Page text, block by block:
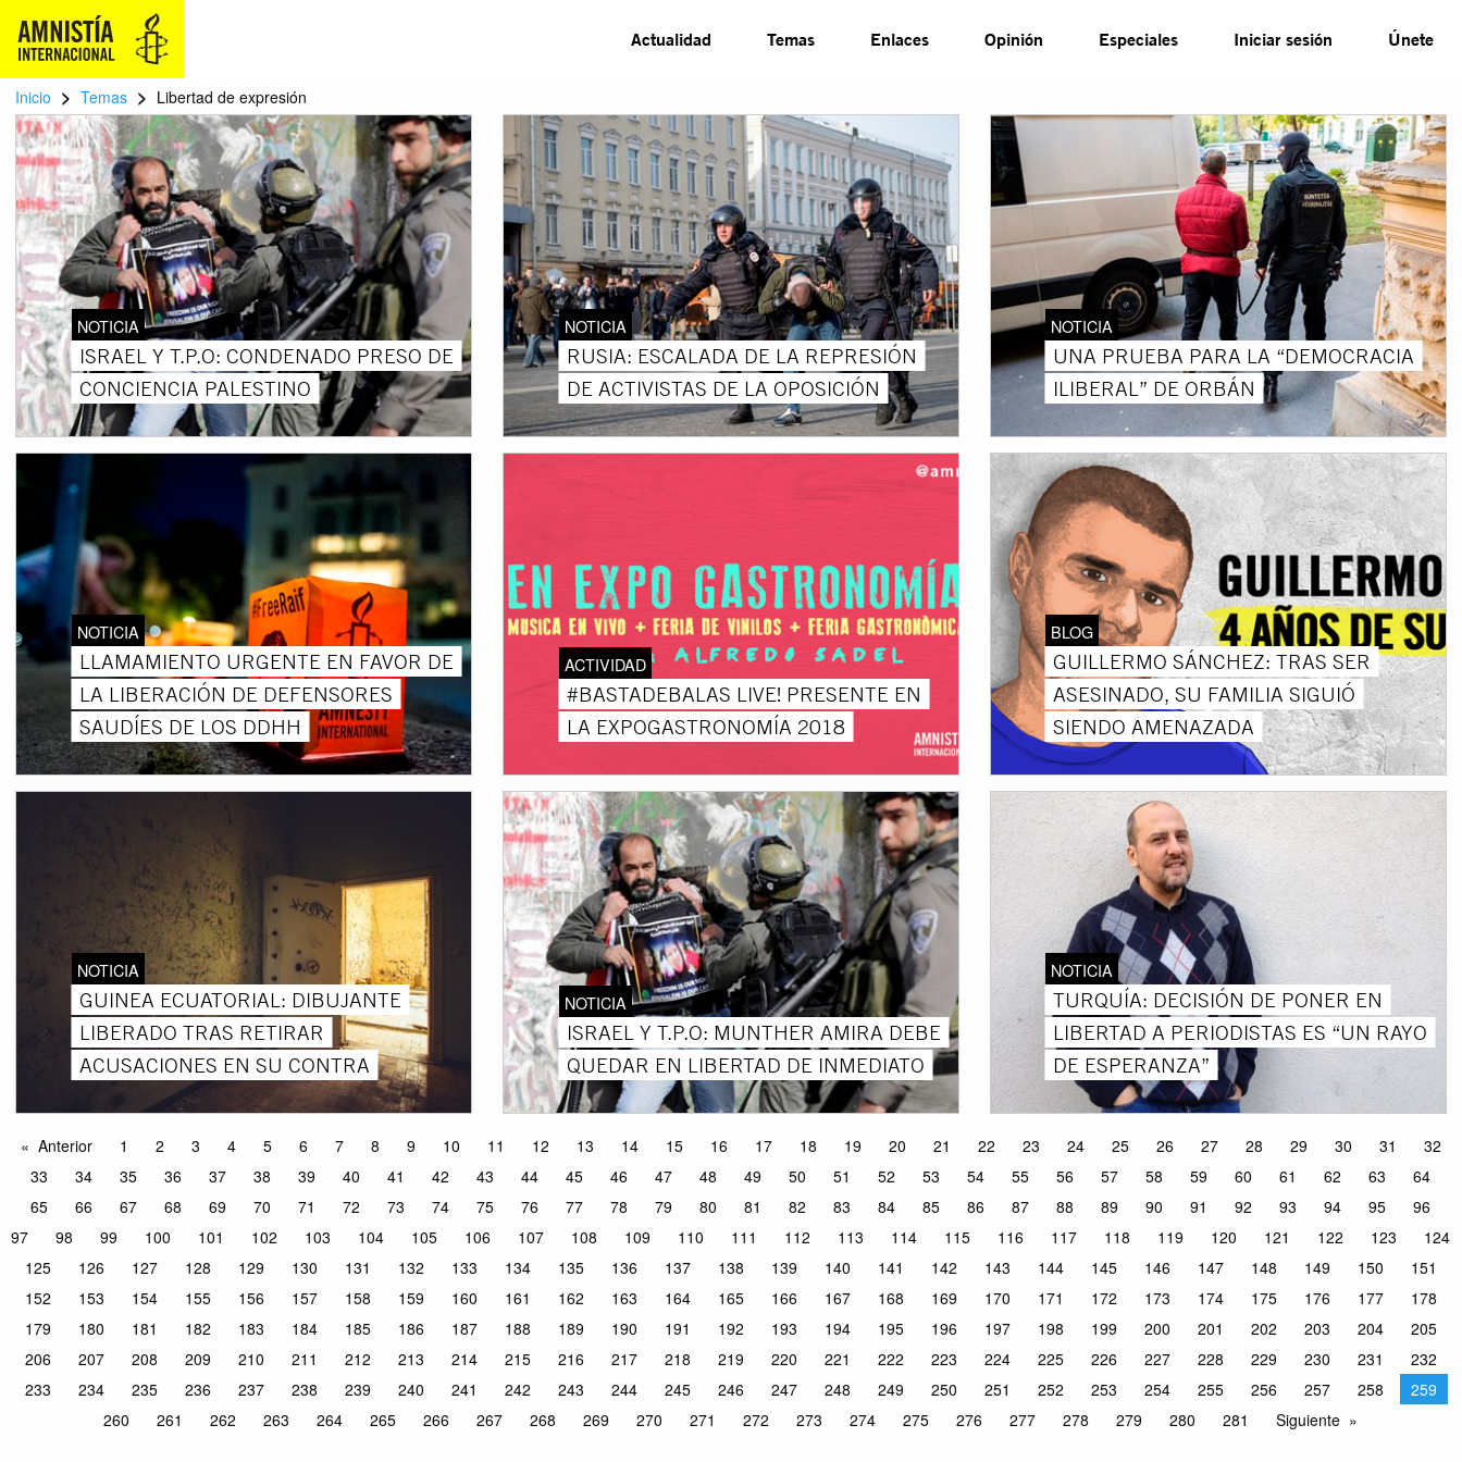
Actualidad Temas Enlaces Opinión Especiales Iniciar sesión Únete
Inicio > Temas > Libertad de expresión
NOTICIA
ISRAEL Y T.P.O: CONDENADO PRESO DE
CONCIENCIA PALESTINO
NOTICIA
RUSIA: ESCALADA DE LA REPRESIÓN
DE ACTIVISTAS DE LA OPOSICIÓN
NOTICIA
UNA PRUEBA PARA LA “DEMOCRACIA
ILIBERAL” DE ORBÁN
NOTICIA
LLAMAMIENTO URGENTE EN FAVOR DE
LA LIBERACIÓN DE DEFENSORES
SAUDÍES DE LOS DDHH
ACTIVIDAD
#BASTADEBALAS LIVE! PRESENTE EN
LA EXPOGASTRONOMÍA 2018
BLOG
GUILLERMO SÁNCHEZ: TRAS SER
ASESINADO, SU FAMILIA SIGUIÓ
SIENDO AMENAZADA
NOTICIA
GUINEA ECUATORIAL: DIBUJANTE
LIBERADO TRAS RETIRAR
ACUSACIONES EN SU CONTRA
NOTICIA
ISRAEL Y T.P.O: MUNTHER AMIRA DEBE
QUEDAR EN LIBERTAD DE INMEDIATO
NOTICIA
TURQUÍA: DECISIÓN DE PONER EN
LIBERTAD A PERIODISTAS ES “UN RAYO
DE ESPERANZA”
Anterior 1 2 3 4 5 6 7 8 9 10 11 12 13 14 15 16 17 18 19 20 21 22 23 24 25 26 27 28 29 30 31
32
33
34 35 36 37 38 39 40 41 42 43 44 45 46 47 48 49 50 51 52 53 54 55 56 57 58 59 60 61 62 63
64
65
66 67 68 69 70 71 72 73 74 75 76 77 78 79 80 81 82 83 84 85 86 87 88 89 90 91 92 93 94 95
96
97
98 99 100 101 102 103 104 105 106 107 108 109 110 111 112 113 114 115 116 117 118 119 120 121 122 123
124
125
126 127 128 129 130 131 132 133 134 135 136 137 138 139 140 141 142 143 144 145 146 147 148 149 150
151
152
153 154 155 156 157 158 159 160 161 162 163 164 165 166 167 168 169 170 171 172 173 174 175 176 177
178
179
180 181 182 183 184 185 186 187 188 189 190 191 192 193 194 195 196 197 198 199 200 201 202 203 204
205
206
207 208 209 210 211 212 213 214 215 216 217 218 219 220 221 222 223 224 225 226 227 228 229 230 231
232
233
234 235 236 237 238 239 240 241 242 243 244 245 246 247 248 249 250 251 252 253 254 255 256 257 258
259
260
261 262 263 264 265 266 267 268 269 270 271 272 273 274 275 276 277 278 279 280 281 Siguiente